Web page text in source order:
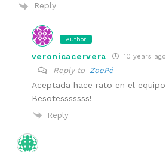
Reply
Author
veronicacervera 10 years ago
Reply to ZoePé
Aceptada hace rato en el equipo
Besotesssssss!
Reply